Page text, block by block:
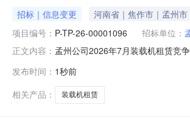
招标｜信息变更 河南省｜焦作市｜孟州市
项目编号： P-TP-26-00001096 招标单位：
正文内容： 孟州公司2026年7月装载机租赁竞
式：公开竞争性谈判具体规格、技
发布时间： 1秒前
相关产品：
装载机租赁